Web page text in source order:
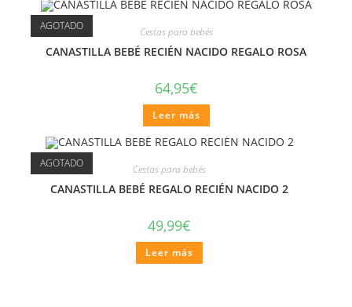
AGOTADO Cestas para bebés
CANASTILLA BEBÉ RECIÉN NACIDO REGALO ROSA
64,95€
Leer más
AGOTADO Cestas para bebés
CANASTILLA BEBÉ REGALO RECIÉN NACIDO 2
49,99€
Leer más